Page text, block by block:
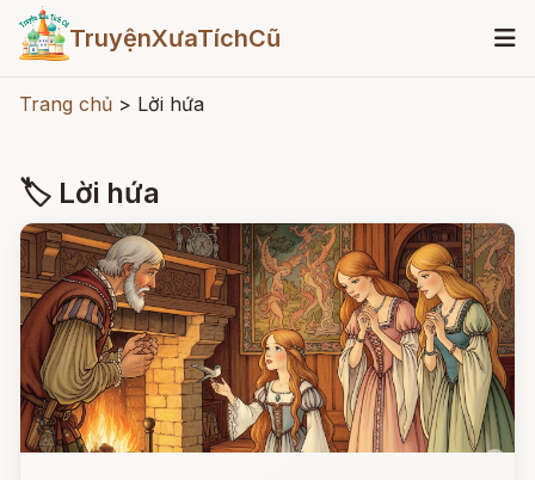
TruyệnXưaTíchCũ
Trang chủ > Lời hứa
🏷 Lời hứa